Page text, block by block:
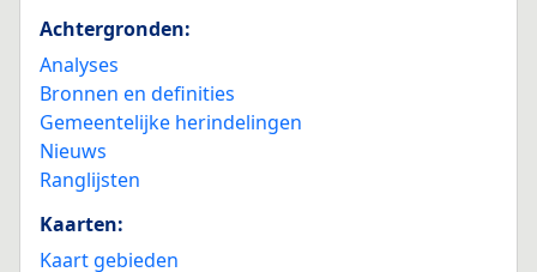
Achtergronden:
Analyses
Bronnen en definities
Gemeentelijke herindelingen
Nieuws
Ranglijsten
Kaarten:
Kaart gebieden